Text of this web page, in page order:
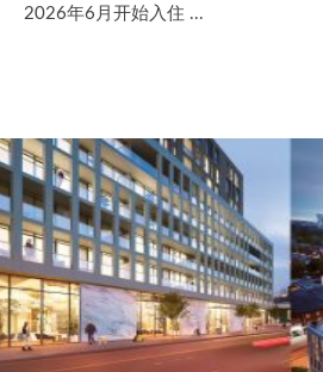
2026年6月开始入住 ...